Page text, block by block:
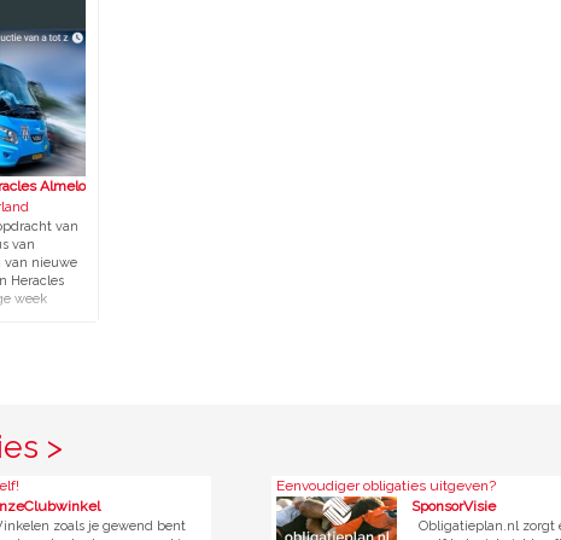
Almelo
van
van
van nieuwe
Heracles
week
de open
vaak de
montage
of wij aan
Wij
om het
>
bent
Eenvoudiger obligaties uitgeven?
SponsorVisie
Obligatieplan.nl zorgt ervoor dat